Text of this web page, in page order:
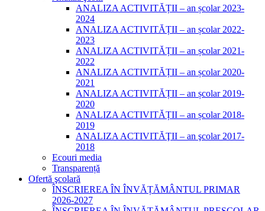
ANALIZA ACTIVITĂȚII – an școlar 2023-
2024
ANALIZA ACTIVITĂȚII – an școlar 2022-
2023
ANALIZA ACTIVITĂȚII – an școlar 2021-
2022
ANALIZA ACTIVITĂȚII – an școlar 2020-
2021
ANALIZA ACTIVITĂȚII – an școlar 2019-
2020
ANALIZA ACTIVITĂȚII – an școlar 2018-
2019
ANALIZA ACTIVITĂŢII – an şcolar 2017-
2018
Ecouri media
Transparență
Ofertă şcolară
ÎNSCRIEREA ÎN ÎNVĂȚĂMÂNTUL PRIMAR
2026-2027